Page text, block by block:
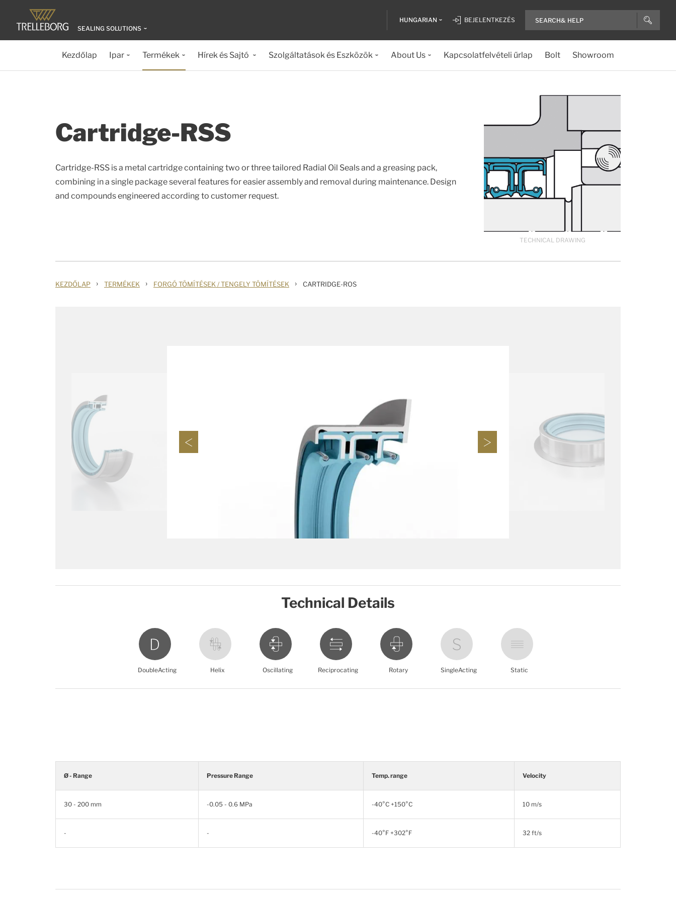
SEALING SOLUTIONS
HUNGARIAN BEJELENTKEZÉS
Kezdőlap Ipar Termékek Hírek és Sajtó Szolgáltatások és Eszközök About Us Kapcsolatfelvételi űrlap Bolt Showroom
Cartridge-RSS
Cartridge-RSS is a metal cartridge containing two or three tailored Radial Oil Seals and a greasing pack,
combining in a single package several features for easier assembly and removal during maintenance. Design
and compounds engineered according to customer request.
TECHNICAL DRAWING
KEZDŐLAP › TERMÉKEK › FORGÓ TÖMÍTÉSEK / TENGELY TÖMÍTÉSEK › CARTRIDGE-ROS
Technical Details
DoubleActing Helix Oscillating Reciprocating Rotary SingleActing Static
Ø - Range Pressure Range Temp. range Velocity
30 - 200 mm -0.05 - 0.6 MPa -40°C +150°C 10 m/s
- - -40°F +302°F 32 ft/s